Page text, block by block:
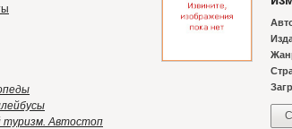
туризм. Автостоп